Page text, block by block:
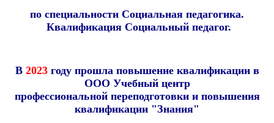
по специальности Социальная педагогика.
Квалификация Социальный педагог.
В 2023году прошла повышение квалификации в
ООО Учебный центр
профессиональной переподготовки и повышения
квалификации "Знания"